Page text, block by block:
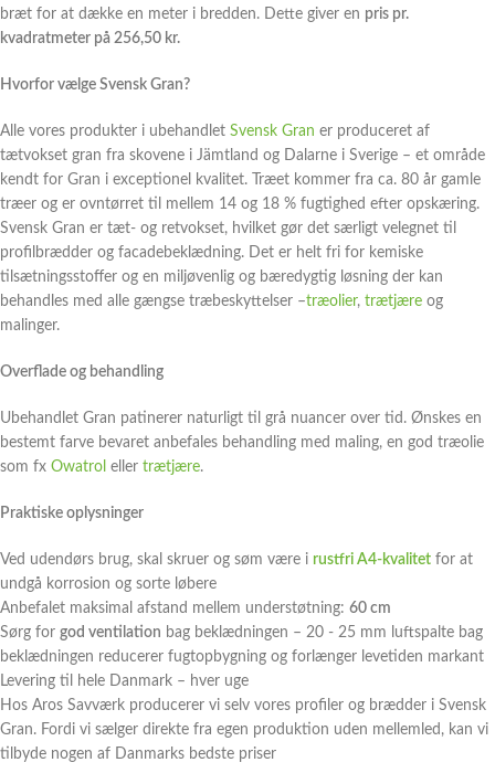
bræt for at dække en meter i bredden. Dette giver en pris pr.
kvadratmeter på 256,50 kr.
Hvorfor vælge Svensk Gran?
Alle vores produkter i ubehandlet Svensk Gran er produceret af
tætvokset gran fra skovene i Jämtland og Dalarne i Sverige – et område
kendt for Gran i exceptionel kvalitet. Træet kommer fra ca. 80 år gamle
træer og er ovntørret til mellem 14 og 18 % fugtighed efter opskæring.
Svensk Gran er tæt- og retvokset, hvilket gør det særligt velegnet til
profilbrædder og facadebeklædning. Det er helt fri for kemiske
tilsætningsstoffer og en miljøvenlig og bæredygtig løsning der kan
behandles med alle gængse træbeskyttelser –træolier, trætjære og
malinger.
Overflade og behandling
Ubehandlet Gran patinerer naturligt til grå nuancer over tid. Ønskes en
bestemt farve bevaret anbefales behandling med maling, en god træolie
som fx Owatrol eller trætjære.
Praktiske oplysninger
Ved udendørs brug, skal skruer og søm være i rustfri A4-kvalitet for at
undgå korrosion og sorte løbere
Anbefalet maksimal afstand mellem understøtning: 60 cm
Sørg for god ventilation bag beklædningen – 20 - 25 mm luftspalte bag
beklædningen reducerer fugtopbygning og forlænger levetiden markant
Levering til hele Danmark – hver uge
Hos Aros Savværk producerer vi selv vores profiler og brædder i Svensk
Gran. Fordi vi sælger direkte fra egen produktion uden mellemled, kan vi
tilbyde nogen af Danmarks bedste priser